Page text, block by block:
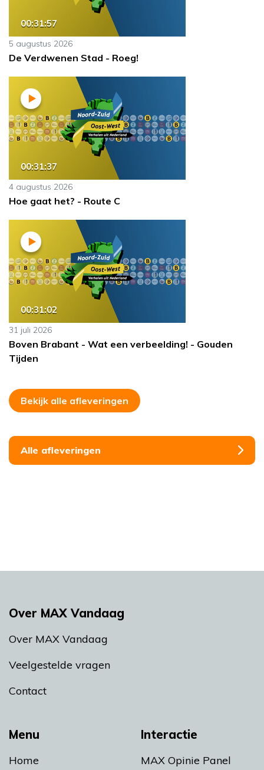
00:31:57
5 augustus 2026
De Verdwenen Stad - Roeg!
00:31:37
4 augustus 2026
Hoe gaat het? - Route C
00:31:02
31 juli 2026
Boven Brabant - Wat een verbeelding! - Gouden
Tijden
Bekijk alle afleveringen
Alle afleveringen
Menu
Home
Interactie
MAX Opinie Panel
Over MAX Vandaag
Over MAX Vandaag
Veelgestelde vragen
Contact